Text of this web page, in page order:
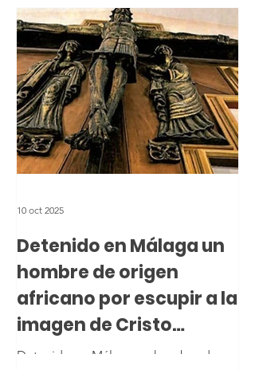
ellos en la Axarquía
Detenido en Málaga un
hombre de origen
africano por escupir a la
imagen de Cristo
Crucificado en una
Detenido en Málaga un hombre de
10 oct 2025